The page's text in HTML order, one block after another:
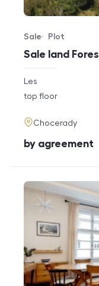
Sale land
Offer type
Sale
Property type
Plot
rozměry
disposition
Les
funkce
top floor
adresa
Chocerady
cena
by agreement